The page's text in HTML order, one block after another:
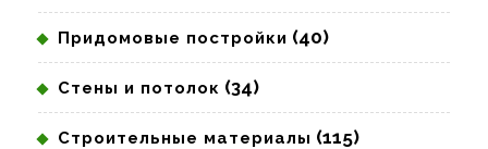
Придомовые постройки (40)
Стены и потолок (34)
Строительные материалы (115)